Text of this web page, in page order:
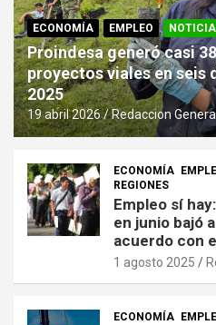
ECONOMÍA EMPLEO
Proindesa generó casi
proyectos viales en seis
2025
19 abril 2026 Redaccion General
ECONOMÍA
REGIONES
Empleo sí
en junio bajó
acuerdo con
1 agosto 2025
ECONOMÍA